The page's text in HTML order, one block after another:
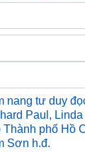
nang tư duy
Paul,
Thành phố Hồ
Sơn h.đ.